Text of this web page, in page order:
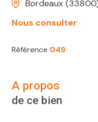
Bordeaux
Nous consulter
Référence 049
a propos
de ce bien